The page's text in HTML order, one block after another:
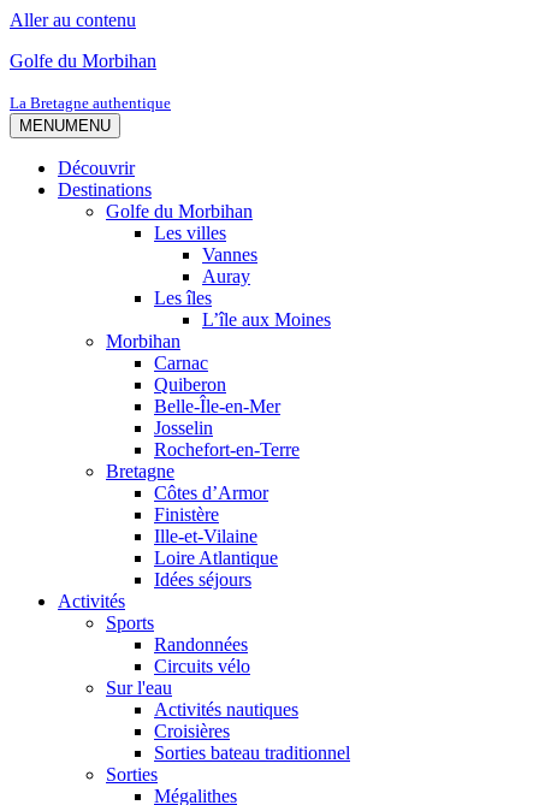
Aller au contenu
Golfe du Morbihan
La Bretagne authentique
MENUMENU
Découvrir
Destinations
Golfe du Morbihan
Les villes
Vannes
Auray
Les îles
L’île aux Moines
Morbihan
Carnac
Quiberon
Belle-Île-en-Mer
Josselin
Rochefort-en-Terre
Bretagne
Côtes d’Armor
Finistère
Ille-et-Vilaine
Loire Atlantique
Idées séjours
Activités
Sports
Randonnées
Circuits vélo
Sur l'eau
Activités nautiques
Croisières
Sorties bateau traditionnel
Sorties
Mégalithes